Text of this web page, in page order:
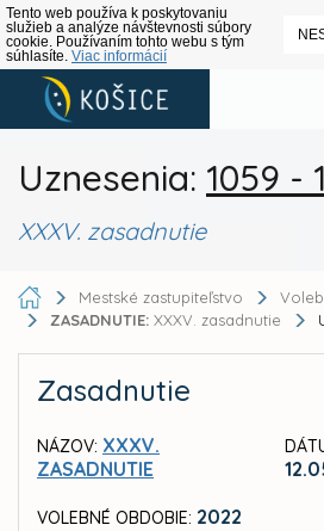
Tento web používa k poskytovaniu
služieb a analýze návštevnosti súbory
cookie. Používaním tohto webu s tým
súhlasíte. Viac informácií
Uznesenia: 1059 -
XXXV. zasadnutie
Mestské zastupiteľstvo
ZASADNUTIE: XXXV. zasadnutie
Zasadnutie
NÁZOV: XXXV.
ZASADNUTIE
VOLEBNÉ OBDOBIE: 2022